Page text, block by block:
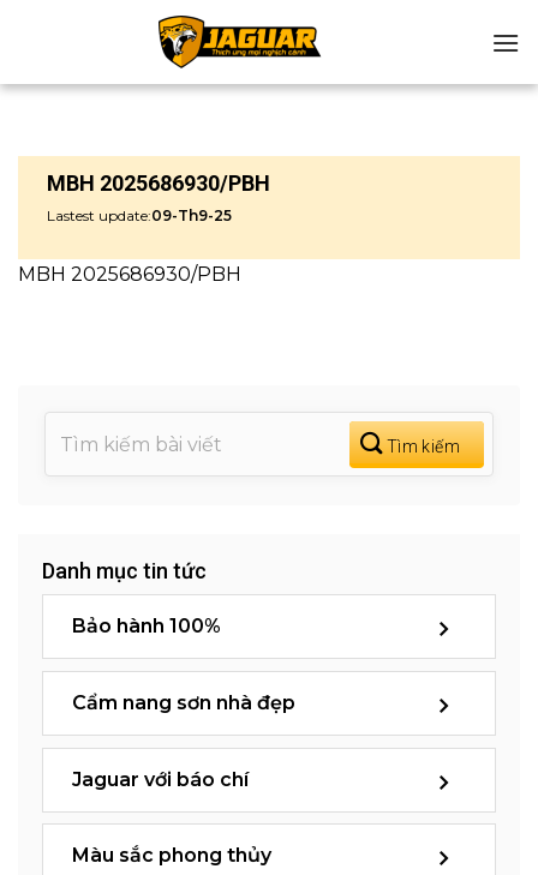
MBH 2025686930/PBH
Lastest update:09-Th9-25
MBH 2025686930/PBH
Danh mục tin tức
Bảo hành 100%
Cẩm nang sơn nhà đẹp
Jaguar với báo chí
Màu sắc phong thủy